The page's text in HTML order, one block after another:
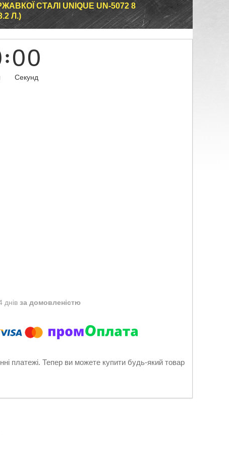
СТАЛІ UNIQUE UN-5072 8
Л.)
00
Секунд
днів за домовленістю
платежі. Тепер ви можете купити будь-який товар